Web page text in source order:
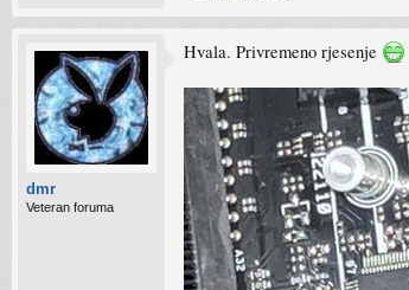
dmr
Veteran foruma
Hvala. Privremeno rjesenje